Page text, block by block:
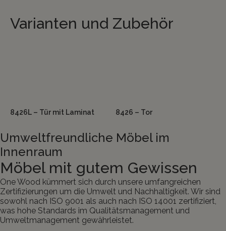
Varianten und Zubehör
8426L – Tür mit Laminat 8426 – Tor
Umweltfreundliche Möbel im
Innenraum
Möbel mit gutem Gewissen
One Wood kümmert sich durch unsere umfangreichen
Zertifizierungen um die Umwelt und Nachhaltigkeit. Wir sind
sowohl nach ISO 9001 als auch nach ISO 14001 zertifiziert,
was hohe Standards im Qualitätsmanagement und
Umweltmanagement gewährleistet.